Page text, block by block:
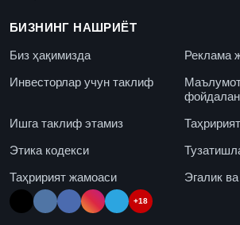
БИЗНИНГ НАШРИЁТ
Биз ҳақимизда
Реклама
Инвесторлар учун таклиф
Ишга таклиф этамиз
Этика кодекси
Таҳририят жамоаси
Эгалик
+18